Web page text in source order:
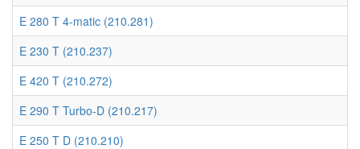
E 280 T 4-matic (210.281)
E 230 T (210.237)
E 420 T (210.272)
E 290 T Turbo-D (210.217)
E 250 T D (210.210)